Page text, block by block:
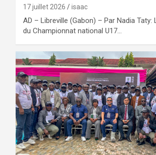
17 juillet 2026 isaac
AD – Libreville (Gabon) – Par Nadia
du Championnat national U17…